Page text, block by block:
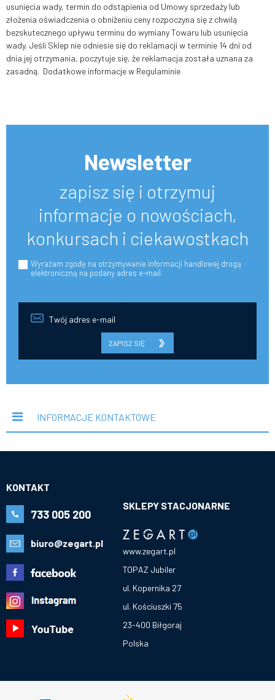
usunięcia wady, termin do odstąpienia od Umowy sprzedaży lub
złożenia oświadczenia o obniżeniu ceny rozpoczyna się z chwilą
bezskutecznego upływu terminu do wymiany Towaru lub usunięcia
wady. Jeśli Sklep nie odniesie się do reklamacji w terminie 14 dni od
dnia jej otrzymania, poczytuje się, że reklamacja została uznana za
zasadną. Dodatkowe informacje w Regulaminie
Newsletter
zapisz się i otrzymuj
informacje o nowościach,
konkursach i ciekawostkach
Wyrażam zgodę na otrzymywanie informacji handlowej drogą
elektroniczną na podany adres e-mail
ZAPISZ SIĘ
INFORMACJE KONTAKTOWE
KONTAKT
733 005 200
biuro@zegart.pl
SKLEPY STACJONARNE
www.zegart.pl
TOPAZ Jubiler
ul. Kopernika 27
ul. Kościuszki 75
23-400 Biłgoraj
Polska